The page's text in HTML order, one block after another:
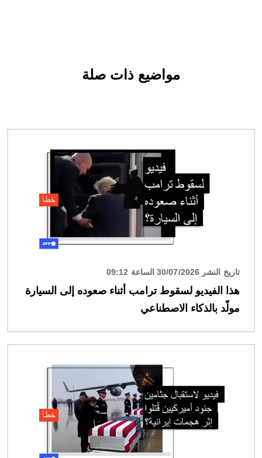
مواضيع ذات صلة
تاريخ النشر 30/07/2026 الساعة 09:12
هذا الفيديو لسقوط ترامب أثناء صعوده إلى السيارة
مولّد بالذكاء الاصطناعي